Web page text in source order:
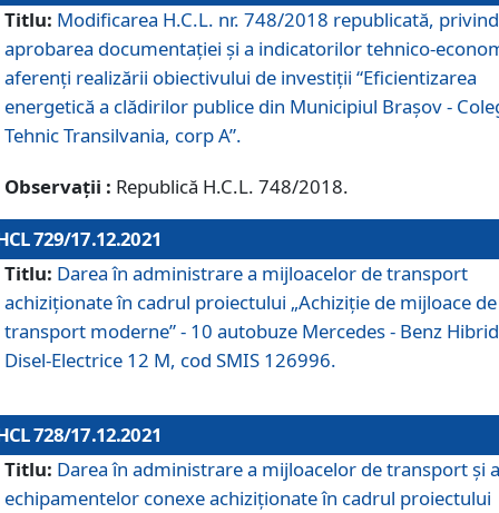
Titlu: Modificarea H.C.L. nr. 748/2018 republicată, privind
aprobarea documentației și a indicatorilor tehnico-
aferenți realizării obiectivului de investiții “Eficientizarea
energetică a clădirilor publice din Municipiul Brașov -
Tehnic Transilvania, corp A”.
Observații : Republică H.C.L. 748/2018.
729/17.12.2021
Titlu: Darea în administrare a mijloacelor de transport
achiziționate în cadrul proiectului „Achiziţie de mijloace de
transport moderne” - 10 autobuze Mercedes - Benz Hibrid
Disel-Electrice 12 M, cod SMIS 126996.
728/17.12.2021
Titlu: Darea în administrare a mijloacelor de transport și a
echipamentelor conexe achiziționate în cadrul proiectului